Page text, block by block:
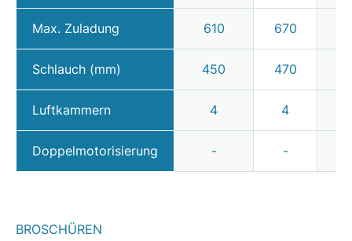
Max. Zuladung 610 670
Schlauch (mm) 450 470
Luftkammern 4 4
Doppelmotorisierung - -
BROSCHÜREN